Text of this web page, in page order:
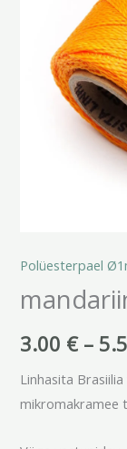
Polüesterpael
3.00 € –
Linhasita
mikromakramee